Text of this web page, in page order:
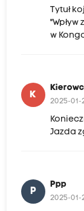
Tytuł
w
K
2025-01-
Jazda
P
Ppp
2025-01-